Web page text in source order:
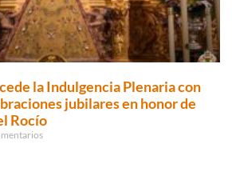
la Indulgencia Plenaria con
jubilares en honor de
Rocío